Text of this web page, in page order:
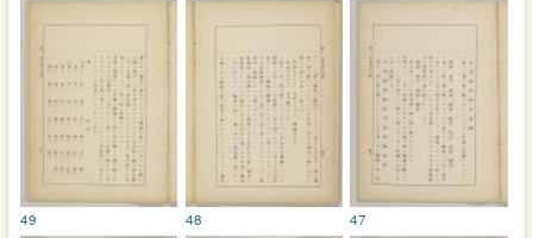
47
48
49